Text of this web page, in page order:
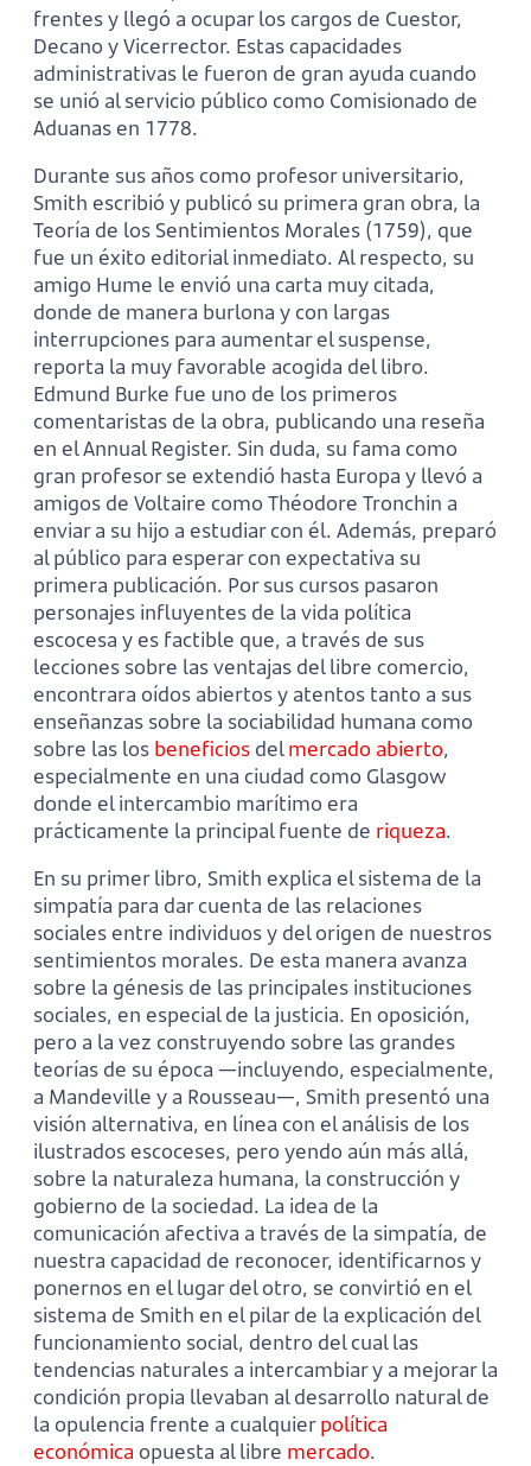
frentes y llegó a ocupar los cargos de Cuestor,
Decano y Vicerrector. Estas capacidades
administrativas le fueron de gran ayuda cuando
se unió al servicio público como Comisionado de
Aduanas en 1778.
Durante sus años como profesor universitario,
Smith escribió y publicó su primera gran obra, la
Teoría de los Sentimientos Morales (1759), que
fue un éxito editorial inmediato. Al respecto, su
amigo Hume le envió una carta muy citada,
donde de manera burlona y con largas
interrupciones para aumentar el suspense,
reporta la muy favorable acogida del libro.
Edmund Burke fue uno de los primeros
comentaristas de la obra, publicando una reseña
en el Annual Register. Sin duda, su fama como
gran profesor se extendió hasta Europa y llevó a
amigos de Voltaire como Théodore Tronchin a
enviar a su hijo a estudiar con él. Además, preparó
al público para esperar con expectativa su
primera publicación. Por sus cursos pasaron
personajes influyentes de la vida política
escocesa y es factible que, a través de sus
lecciones sobre las ventajas del libre comercio,
encontrara oídos abiertos y atentos tanto a sus
enseñanzas sobre la sociabilidad humana como
sobre las los beneficios delmercado abierto,
especialmente en una ciudad como Glasgow
donde el intercambio marítimo era
prácticamente la principal fuente de riqueza.
En su primer libro, Smith explica el sistema de la
simpatía para dar cuenta de las relaciones
sociales entre individuos y del origen de nuestros
sentimientos morales. De esta manera avanza
sobre la génesis de las principales instituciones
sociales, en especial de la justicia. En oposición,
pero a la vez construyendo sobre las grandes
teorías de su época —incluyendo, especialmente,
a Mandeville y a Rousseau—, Smith presentó una
visión alternativa, en línea con el análisis de los
ilustrados escoceses, pero yendo aún más allá,
sobre la naturaleza humana, la construcción y
gobierno de la sociedad. La idea de la
comunicación afectiva a través de la simpatía, de
nuestra capacidad de reconocer, identificarnos y
ponernos en el lugar del otro, se convirtió en el
sistema de Smith en el pilar de la explicación del
funcionamiento social, dentro del cual las
tendencias naturales a intercambiar y a mejorar la
condición propia llevaban al desarrollo natural de
la opulencia frente a cualquierpolítica
económica opuesta al libre mercado.